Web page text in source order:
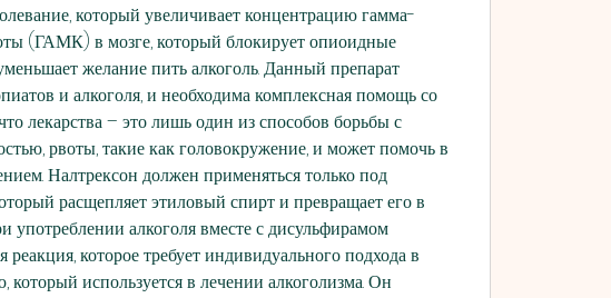
который увеличивает концентрацию гамма-
(ГАМК) в мозге, который блокирует опиоидные
желание пить алкоголь. Данный препарат
и алкоголя, и необходима комплексная помощь со
лекарства – это лишь один из способов борьбы с
рвоты, такие как головокружение, и может помочь в
Налтрексон должен применяться только под
расщепляет этиловый спирт и превращает его в
употреблении алкоголя вместе с дисульфирамом
реакция, которое требует индивидуального подхода в
используется в лечении алкоголизма. Он